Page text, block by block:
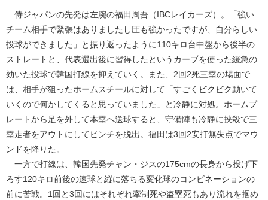
侍ジャパンの先発は左腕の福田周吾（IBCレイカーズ）。「強い
チーム相手で緊張はありましたし圧も強かったですが、自分らしい
投球ができました」と振り返ったように110キロ台中盤から後半の
ストレートと、代表選出後に習得したというカーブを使った緩急の
効いた投球で韓国打線を抑えていく。また、2回2死三塁の場面で
は、相手が狙ったホームスチールに対して「すごくビクビク動いて
いくので何かしてくると思っていました」と冷静に対処。ホームプ
レートから足を外して本塁へ送球すると、守備陣も冷静に挟殺で三
塁走者をアウトにしてピンチを脱出。福田は3回2安打無失点でマウ
ンドを降りた。
一方で打線は、韓国先発チャン・ジスの175cmの長身から投げ下
ろす120キロ前後の速球と縦に落ちる変化球のコンビネーションの
前に苦戦。1回と3回にはそれぞれ牽制死や盗塁死もあり流れを掴め